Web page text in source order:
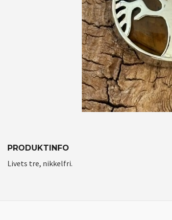
PRODUKTINFO
Livets tre, nikkelfri.